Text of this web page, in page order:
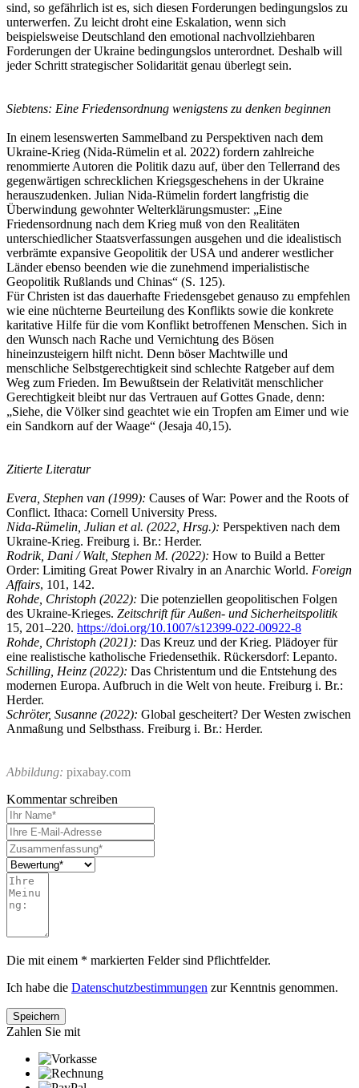
sind, so gefährlich ist es, sich diesen Forderungen bedingungslos zu
unterwerfen. Zu leicht droht eine Eskalation, wenn sich
beispielsweise Deutschland den emotional nachvollziehbaren
Forderungen der Ukraine bedingungslos unterordnet. Deshalb will
jeder Schritt strategischer Solidarität genau überlegt sein.
Siebtens: Eine Friedensordnung wenigstens zu denken beginnen
In einem lesenswerten Sammelband zu Perspektiven nach dem
Ukraine-Krieg (Nida-Rümelin et al. 2022) fordern zahlreiche
renommierte Autoren die Politik dazu auf, über den Tellerrand des
gegenwärtigen schrecklichen Kriegsgeschehens in der Ukraine
herauszudenken. Julian Nida-Rümelin fordert langfristig die
Überwindung gewohnter Welterklärungsmuster: „Eine
Friedensordnung nach dem Krieg muß von den Realitäten
unterschiedlicher Staatsverfassungen ausgehen und die idealistisch
verbrämte expansive Geopolitik der USA und anderer westlicher
Länder ebenso beenden wie die zunehmend imperialistische
Geopolitik Rußlands und Chinas“ (S. 125).
Für Christen ist das dauerhafte Friedensgebet genauso zu empfehlen
wie eine nüchterne Beurteilung des Konflikts sowie die konkrete
karitative Hilfe für die vom Konflikt betroffenen Menschen. Sich in
den Wunsch nach Rache und Vernichtung des Bösen
hineinzusteigern hilft nicht. Denn böser Machtwille und
menschliche Selbstgerechtigkeit sind schlechte Ratgeber auf dem
Weg zum Frieden. Im Bewußtsein der Relativität menschlicher
Gerechtigkeit bleibt nur das Vertrauen auf Gottes Gnade, denn:
„Siehe, die Völker sind geachtet wie ein Tropfen am Eimer und wie
ein Sandkorn auf der Waage“ (Jesaja 40,15).
Zitierte Literatur
Evera, Stephen van (1999): Causes of War: Power and the Roots of
Conflict. Ithaca: Cornell University Press.
Nida-Rümelin, Julian et al. (2022, Hrsg.): Perspektiven nach dem
Ukraine-Krieg. Freiburg i. Br.: Herder.
Rodrik, Dani / Walt, Stephen M. (2022): How to Build a Better
Order: Limiting Great Power Rivalry in an Anarchic World. Foreign
Affairs, 101, 142.
Rohde, Christoph (2022): Die potenziellen geopolitischen Folgen
des Ukraine-Krieges. Zeitschrift für Außen- und Sicherheitspolitik
15, 201–220. https://doi.org/10.1007/s12399-022-00922-8
Rohde, Christoph (2021): Das Kreuz und der Krieg. Plädoyer für
eine realistische katholische Friedensethik. Rückersdorf: Lepanto.
Schilling, Heinz (2022): Das Christentum und die Entstehung des
modernen Europa. Aufbruch in die Welt von heute. Freiburg i. Br.:
Herder.
Schröter, Susanne (2022): Global gescheitert? Der Westen zwischen
Anmaßung und Selbsthass. Freiburg i. Br.: Herder.
Abbildung: pixabay.com
Kommentar schreiben
Die mit einem * markierten Felder sind Pflichtfelder.
Ich habe die Datenschutzbestimmungen zur Kenntnis genommen.
Zahlen Sie mit